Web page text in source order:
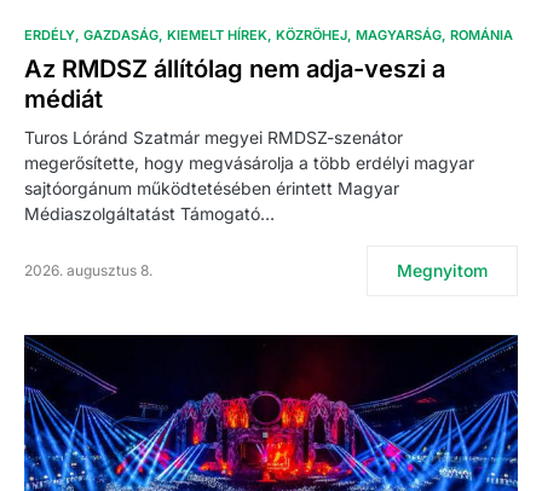
ERDÉLY GAZDASÁG KIEMELT HÍREK KÖZRÖHEJ MAGYARSÁG ROMÁNIA
Az RMDSZ állítólag nem adja-veszi a
médiát
Turos Lóránd Szatmár megyei RMDSZ-szenátor
megerősítette, hogy megvásárolja a több erdélyi magyar
sajtóorgánum működtetésében érintett Magyar
Médiaszolgáltatást Támogató…
2026. augusztus 8. Megnyitom